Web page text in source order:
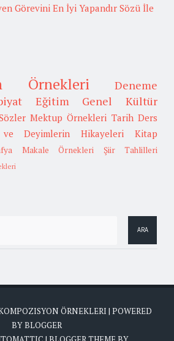
Görevini En İyi Yapandır Sözü İle
Örnekleri
Deneme
Eğitim Genel Kültür
Mektup Örnekleri Tarih Ders
Deyimlerin Hikayeleri
Kitap
Makale Örnekleri Şiir Tahlilleri
ÖRNEKLERI | POWERED
BYBLOGGER